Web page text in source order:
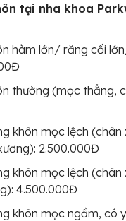
tại nha khoa
hàm lớn/ răng cối
thường (mọc thẳng,
khôn mọc lệch (chân
2.500.000Đ
khôn mọc lệch
4.500.000Đ
khôn mọc ngầm, có